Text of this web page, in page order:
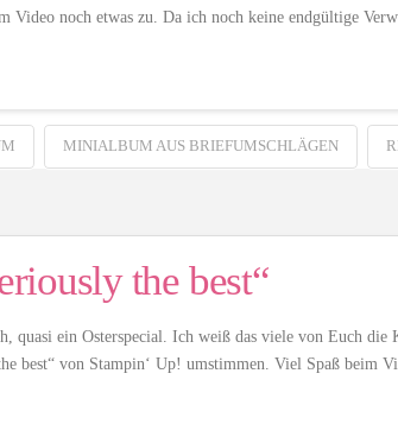
Video noch etwas zu. Da ich noch keine endgültige
MINIALBUM AUS BRIEFUMSCHLÄGEN
the best“
quasi ein Osterspecial. Ich weiß das viele von Euch die
best“ von Stampin‘ Up! umstimmen. Viel Spaß beim